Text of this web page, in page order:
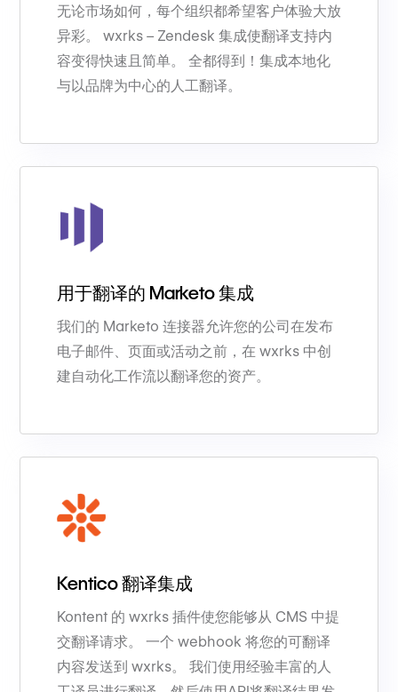
无论市场如何，每个组织都希望客户体验大放
异彩。 wxrks – Zendesk 集成使翻译支持内
容变得快速且简单。 全都得到！集成本地化
与以品牌为中心的人工翻译。
用于翻译的 Marketo 集成
我们的 Marketo 连接器允许您的公司在发布
电子邮件、页面或活动之前，在 wxrks 中创
建自动化工作流以翻译您的资产。
Kentico 翻译集成
Kontent 的 wxrks 插件使您能够从 CMS 中提
交翻译请求。 一个 webhook 将您的可翻译
内容发送到 wxrks。 我们使用经验丰富的人